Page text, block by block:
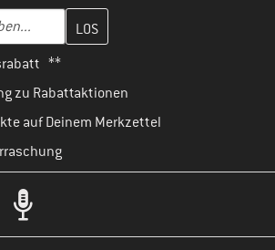
Adresse ein und erstelle im nächsten
**
zu Rabattaktionen
auf Deinem Merkzettel